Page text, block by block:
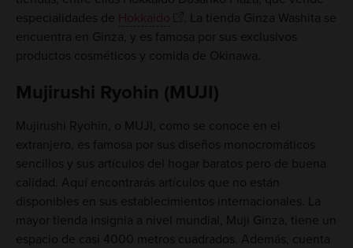
especialidades de Hokkaido
. La tienda Ginza Washita se
encuentra en Ginza, y es famosa por sus exclusivos
productos cosméticos y comida de Okinawa.
Mujirushi Ryohin (MUJI)
Mujirushi Ryohin, o MUJI, como se conoce en el
extranjero, es famosa por sus diseños monocromáticos
sencillos y sus artículos del hogar baratos pero de buena
calidad. Aquí encontrarás artículos que no están
disponibles en sus establecimientos internacionales. La
mayor tienda insignia a nivel mundial, Muji Ginza, tiene un
espacio de casi 4000 metros cuadrados. Además, cuenta